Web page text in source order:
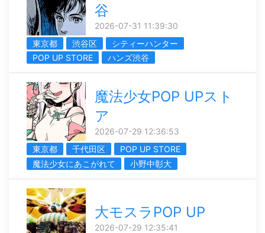
谷
2026-07-31 11:39:30
東京都
渋谷区
シティーハンター
POP UP STORE
ハンズ渋谷
魔法少女POP UPスト
ア
2026-07-29 12:36:53
東京都
千代田区
POP UP STORE
魔法少女にあこがれて
小野中彰大
大モスラPOP UP
2026-07-29 12:35:41